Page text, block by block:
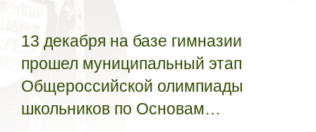
13 декабря на базе гимназии
прошел муниципальный этап
Общероссийской олимпиады
школьников по Основам…